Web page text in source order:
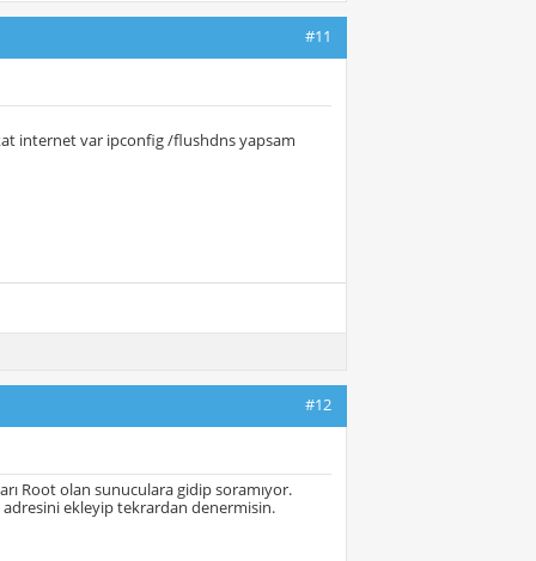
#11
internet var ipconfig /flushdns yapsam
#12
Root olan sunuculara gidip soramıyor.
adresini ekleyip tekrardan denermisin.